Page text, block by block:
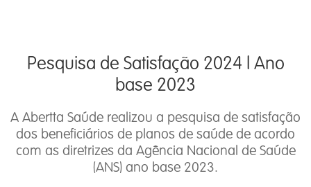
Pesquisa de Satisfação 2024 l Ano
base 2023
A Abertta Saúde realizou a pesquisa de satisfação
dos beneficiários de planos de saúde de acordo
com as diretrizes da Agência Nacional de Saúde
(ANS) ano base 2023.